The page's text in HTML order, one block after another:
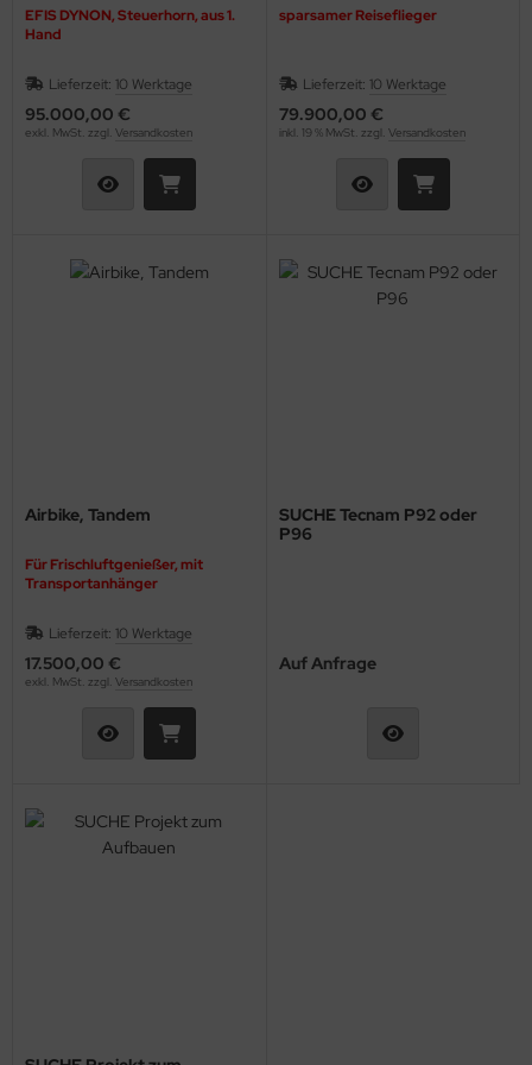
EFIS DYNON, Steuerhorn, aus 1.
Hand
Lieferzeit: 10 Werktage
95.000,00 €
exkl. MwSt. zzgl. Versandkosten
sparsamer Reiseflieger
Lieferzeit: 10 Werktage
79.900,00 €
inkl. 19 % MwSt. zzgl. Versandkosten
Airbike, Tandem
Für Frischluftgenießer, mit
Transportanhänger
Lieferzeit: 10 Werktage
17.500,00 €
exkl. MwSt. zzgl. Versandkosten
SUCHE Tecnam P92 oder
P96
Auf Anfrage
& SCHLAUCH
/ RELAIS
/ Vortex / Profilstreben
& Seilspanner